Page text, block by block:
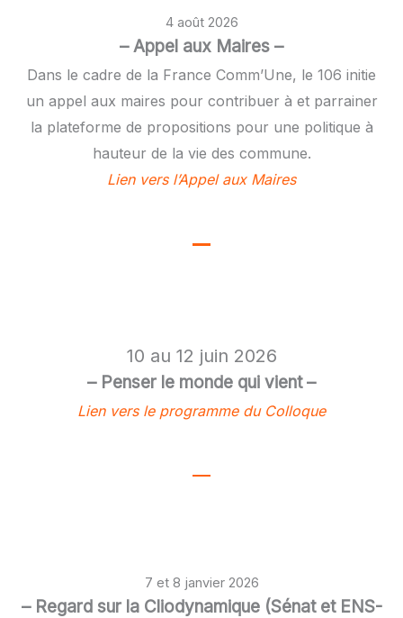
4 août 2026
– Appel aux Maires –
Dans le cadre de la France Comm’Une, le 106 initie
un appel aux maires pour contribuer à et parrainer
la plateforme de propositions pour une politique à
hauteur de la vie des commune.
Lien vers l’Appel aux Maires
10 au 12 juin 2026
– Penser le monde qui vient –
Lien vers le programme du Colloque
7 et 8 janvier 2026
– Regard sur la Cliodynamique (Sénat et ENS-